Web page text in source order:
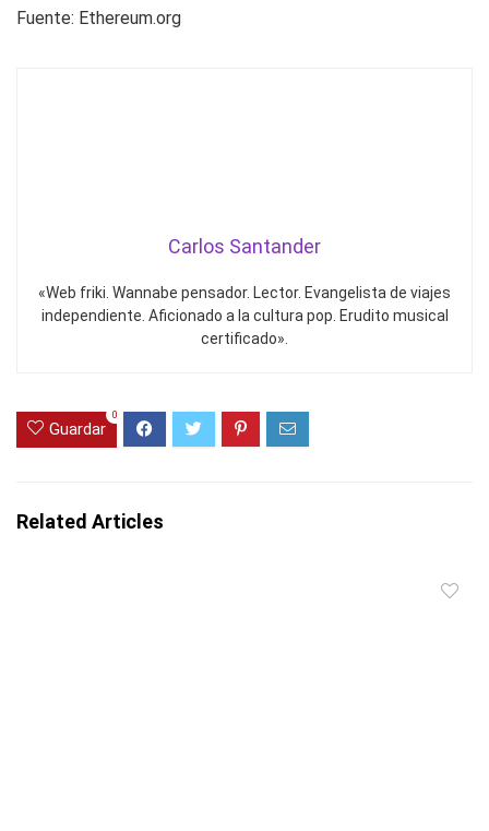
Fuente: Ethereum.org
Carlos Santander
«Web friki. Wannabe pensador. Lector. Evangelista de viajes
independiente. Aficionado a la cultura pop. Erudito musical
certificado».
Guardar
0
Related Articles